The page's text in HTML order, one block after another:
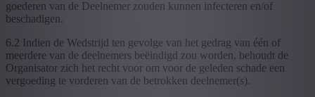
goederen van de Deelnemer zouden kunnen infecteren en/of
beschadigen.
6.2 Indien de Wedstrijd ten gevolge van het gedrag van één of
meerdere van de deelnemers beëindigd zou worden, behoudt de
Organisator zich het recht voor om voor de geleden schade een
vergoeding te vorderen van de betrokken deelnemer(s).